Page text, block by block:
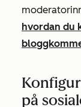
hvordan du
på